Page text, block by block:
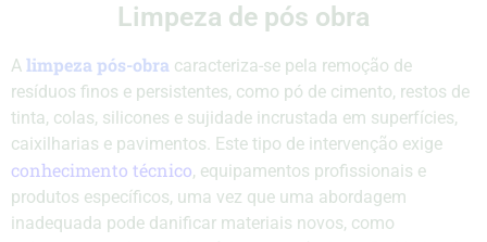
Limpeza de pós obra
A limpeza pós-obra caracteriza-se pela remoção de
resíduos finos e persistentes, como pó de cimento, restos de
tinta, colas, silicones e sujidade incrustada em superfícies,
caixilharias e pavimentos. Este tipo de intervenção exige
conhecimento técnico, equipamentos profissionais e
produtos específicos, uma vez que uma abordagem
inadequada pode danificar materiais novos, como